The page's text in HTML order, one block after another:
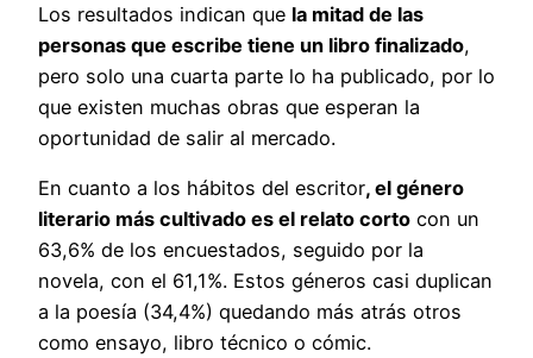
Los resultados indican que la mitad de las
personas que escribe tiene un libro finalizado,
pero solo una cuarta parte lo ha publicado, por lo
que existen muchas obras que esperan la
oportunidad de salir al mercado.
En cuanto a los hábitos del escritor, el género
literario más cultivado es el relato corto con un
63,6% de los encuestados, seguido por la
novela, con el 61,1%. Estos géneros casi duplican
a la poesía (34,4%) quedando más atrás otros
como ensayo, libro técnico o cómic.